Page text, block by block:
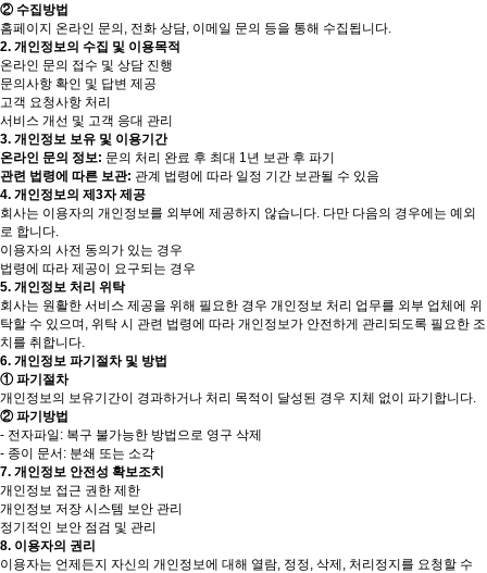
② 수집방법
홈페이지 온라인 문의, 전화 상담, 이메일 문의 등을 통해 수집됩니다.
2. 개인정보의 수집 및 이용목적
온라인 문의 접수 및 상담 진행
문의사항 확인 및 답변 제공
고객 요청사항 처리
서비스 개선 및 고객 응대 관리
3. 개인정보 보유 및 이용기간
온라인 문의 정보: 문의 처리 완료 후 최대 1년 보관 후 파기
관련 법령에 따른 보관: 관계 법령에 따라 일정 기간 보관될 수 있음
4. 개인정보의 제3자 제공
회사는 이용자의 개인정보를 외부에 제공하지 않습니다. 다만 다음의 경우에는 예외
로 합니다.
이용자의 사전 동의가 있는 경우
법령에 따라 제공이 요구되는 경우
5. 개인정보 처리 위탁
회사는 원활한 서비스 제공을 위해 필요한 경우 개인정보 처리 업무를 외부 업체에 위
탁할 수 있으며, 위탁 시 관련 법령에 따라 개인정보가 안전하게 관리되도록 필요한 조
치를 취합니다.
6. 개인정보 파기절차 및 방법
① 파기절차
개인정보의 보유기간이 경과하거나 처리 목적이 달성된 경우 지체 없이 파기합니다.
② 파기방법
- 전자파일: 복구 불가능한 방법으로 영구 삭제
- 종이 문서: 분쇄 또는 소각
7. 개인정보 안전성 확보조치
개인정보 접근 권한 제한
개인정보 저장 시스템 보안 관리
정기적인 보안 점검 및 관리
8. 이용자의 권리
이용자는 언제든지 자신의 개인정보에 대해 열람, 정정, 삭제, 처리정지를 요청할 수